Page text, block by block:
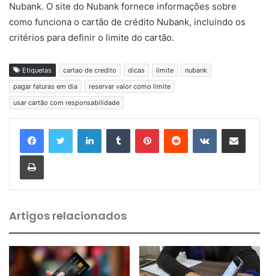
Nubank. O site do Nubank fornece informações sobre
como funciona o cartão de crédito Nubank, incluindo os
critérios para definir o limite do cartão.
Etiquetas cartao de credito dicas limite
nubank
pagar faturas em dia
reservar valor como limite
usar cartão com responsabilidade
Artigos relacionados